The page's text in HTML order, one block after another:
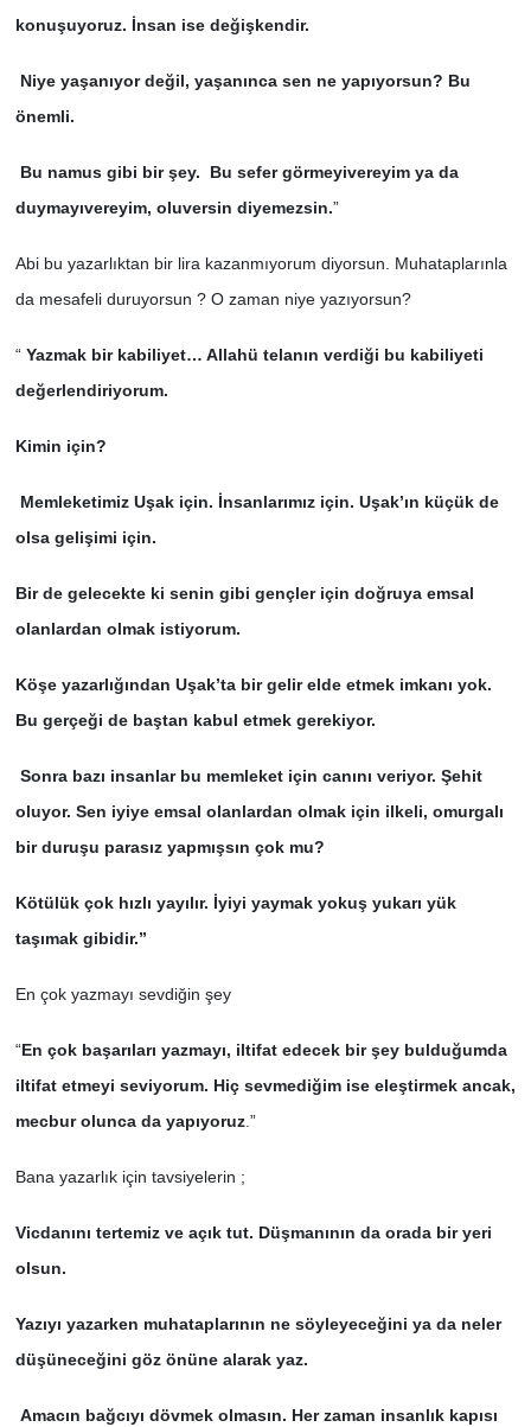
konuşuyoruz. İnsan ise değişkendir.
Niye yaşanıyor değil, yaşanınca sen ne yapıyorsun? Bu
önemli.
Bu namus gibi bir şey. Bu sefer görmeyivereyim ya da
duymayıvereyim, oluversin diyemezsin.”
Abi bu yazarlıktan bir lira kazanmıyorum diyorsun. Muhataplarınla
da mesafeli duruyorsun ? O zaman niye yazıyorsun?
“ Yazmak bir kabiliyet… Allahü telanın verdiği bu kabiliyeti
değerlendiriyorum.
Kimin için?
Memleketimiz Uşak için. İnsanlarımız için. Uşak’ın küçük de
olsa gelişimi için.
Bir de gelecekte ki senin gibi gençler için doğruya emsal
olanlardan olmak istiyorum.
Köşe yazarlığından Uşak’ta bir gelir elde etmek imkanı yok.
Bu gerçeği de baştan kabul etmek gerekiyor.
Sonra bazı insanlar bu memleket için canını veriyor. Şehit
oluyor. Sen iyiye emsal olanlardan olmak için ilkeli, omurgalı
bir duruşu parasız yapmışsın çok mu?
Kötülük çok hızlı yayılır. İyiyi yaymak yokuş yukarı yük
taşımak gibidir.”
En çok yazmayı sevdiğin şey
“En çok başarıları yazmayı, iltifat edecek bir şey bulduğumda
iltifat etmeyi seviyorum. Hiç sevmediğim ise eleştirmek ancak,
mecbur olunca da yapıyoruz.”
Bana yazarlık için tavsiyelerin ;
Vicdanını tertemiz ve açık tut. Düşmanının da orada bir yeri
olsun.
Yazıyı yazarken muhataplarının ne söyleyeceğini ya da neler
düşüneceğini göz önüne alarak yaz.
Amacın bağcıyı dövmek olmasın. Her zaman insanlık kapısı